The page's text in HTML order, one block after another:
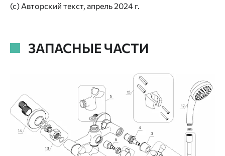
(с) Авторский текст, апрель 2024 г.
ЗАПАСНЫЕ ЧАСТИ